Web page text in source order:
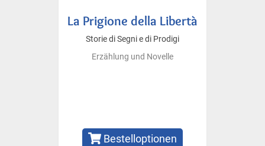
La Prigione della Libertà
Storie di Segni e di Prodigi
Erzählung und Novelle
Bestelloptionen